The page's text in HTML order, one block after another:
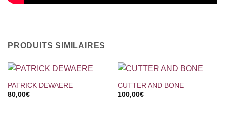
PRODUITS SIMILAIRES
PATRICK DEWAERE
80,00€
CUTTER AND BONE
100,00€